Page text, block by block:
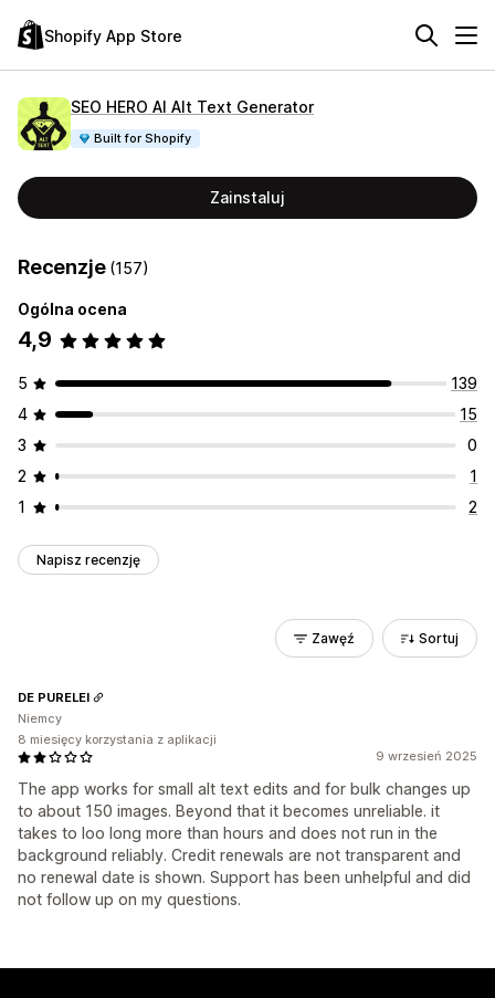
Shopify App Store
SEO HERO AI Alt Text Generator
Built for Shopify
Zainstaluj
Recenzje (157)
Ogólna ocena
4,9
5
139
4
15
3
0
2
1
1
2
Napisz recenzję
Zawęź Sortuj
9 wrzesień 2025
The app works for small alt text edits and for bulk changes up
to about 150 images. Beyond that it becomes unreliable. it
takes to loo long more than hours and does not run in the
background reliably. Credit renewals are not transparent and
no renewal date is shown. Support has been unhelpful and did
not follow up on my questions.
DE PURELEI
Niemcy
8 miesięcy korzystania z aplikacji